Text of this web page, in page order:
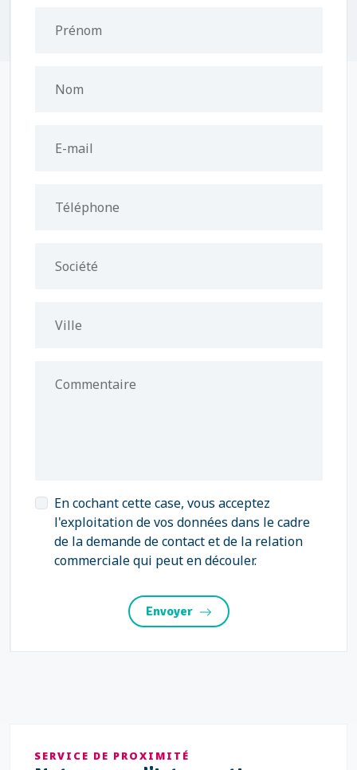
Prénom
Nom
E-mail
Téléphone
Société
Ville
Commentaire
En cochant cette case, vous acceptez
l'exploitation de vos données dans le cadre
de la demande de contact et de la relation
commerciale qui peut en découler.
Envoyer
SERVICE DE PROXIMITÉ